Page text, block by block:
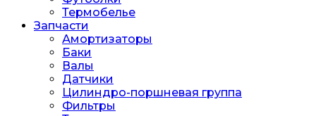
Термобелье
Запчасти
Амортизаторы
Баки
Валы
Датчики
Цилиндро-поршневая группа
Фильтры